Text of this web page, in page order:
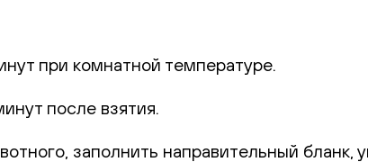
при комнатной температуре.
после взятия.
заполнить направительный бланк,